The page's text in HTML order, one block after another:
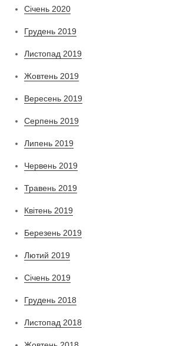
Січень 2020
Грудень 2019
Листопад 2019
Жовтень 2019
Вересень 2019
Серпень 2019
Липень 2019
Червень 2019
Травень 2019
Квітень 2019
Березень 2019
Лютий 2019
Січень 2019
Грудень 2018
Листопад 2018